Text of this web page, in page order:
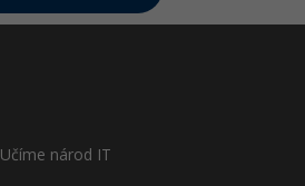
Učíme národ IT